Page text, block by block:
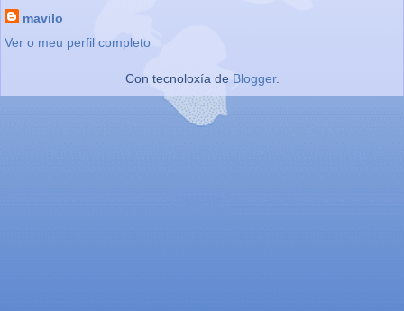
mavilo
Ver o meu perfil completo
Con tecnoloxía de Blogger.